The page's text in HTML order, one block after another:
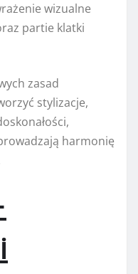
wizualne
partie klatki
zasad
stylizacje,
harmonię